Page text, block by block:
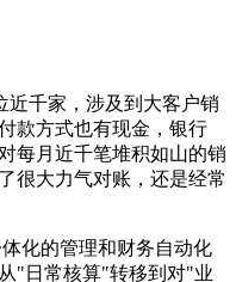
近千家，涉及到大客户销
款方式也有现金，银行
每月近千笔堆积如山的销
很大力气对账，还是经常
化的管理和财务自动化
"日常核算"转移到对"业